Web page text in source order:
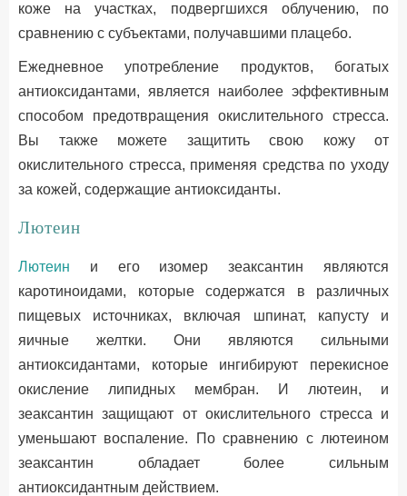
коже на участках, подвергшихся облучению, по
сравнению с субъектами, получавшими плацебо.
Ежедневное употребление продуктов, богатых
антиоксидантами, является наиболее эффективным
способом предотвращения окислительного стресса.
Вы также можете защитить свою кожу от
окислительного стресса, применяя средства по уходу
за кожей, содержащие антиоксиданты.
Лютеин
Лютеин и его изомер зеаксантин являются
каротиноидами, которые содержатся в различных
пищевых источниках, включая шпинат, капусту и
яичные желтки. Они являются сильными
антиоксидантами, которые ингибируют перекисное
окисление липидных мембран. И лютеин, и
зеаксантин защищают от окислительного стресса и
уменьшают воспаление. По сравнению с лютеином
зеаксантин обладает более сильным
антиоксидантным действием.